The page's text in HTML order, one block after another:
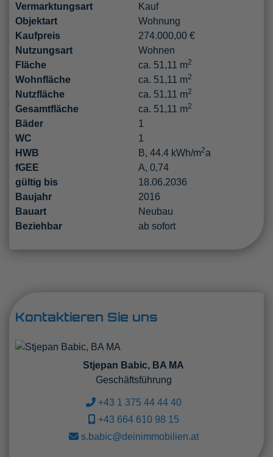
Vermarktungsart
Kauf
Objektart
Wohnung
Kaufpreis
274.000,00 €
Nutzungsart
Wohnen
Fläche
ca. 51,11 m2
Wohnfläche ca. 51,11 m2
Nutzfläche ca. 51,11 m2
Gesamtfläche ca. 51,11 m2
Bäder
1
WC
1
HWB
B, 44.4 kWh/m2a
fGEE
A, 0,74
gültig bis
18.06.2036
Baujahr
2016
Bauart
Neubau
Beziehbar
ab sofort
Kontaktieren Sie uns
Stjepan Babic, BA MA
Geschäftsführung
+43 1 375 44 44 40
+43 664 610 98 15
s.babic@deinimmobilien.at